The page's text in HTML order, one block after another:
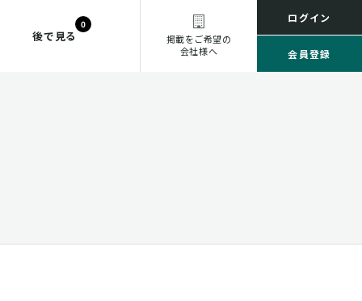
後で見る
0
掲載をご希望の
会社様へ
ログイン
会員登録